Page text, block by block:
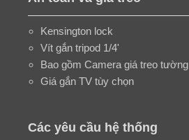
Kensington lock
Vít gắn tripod 1/4'
Bao gồm Camera giá treo tường
Giá gắn TV tùy chọn
Các yêu cầu hệ thống